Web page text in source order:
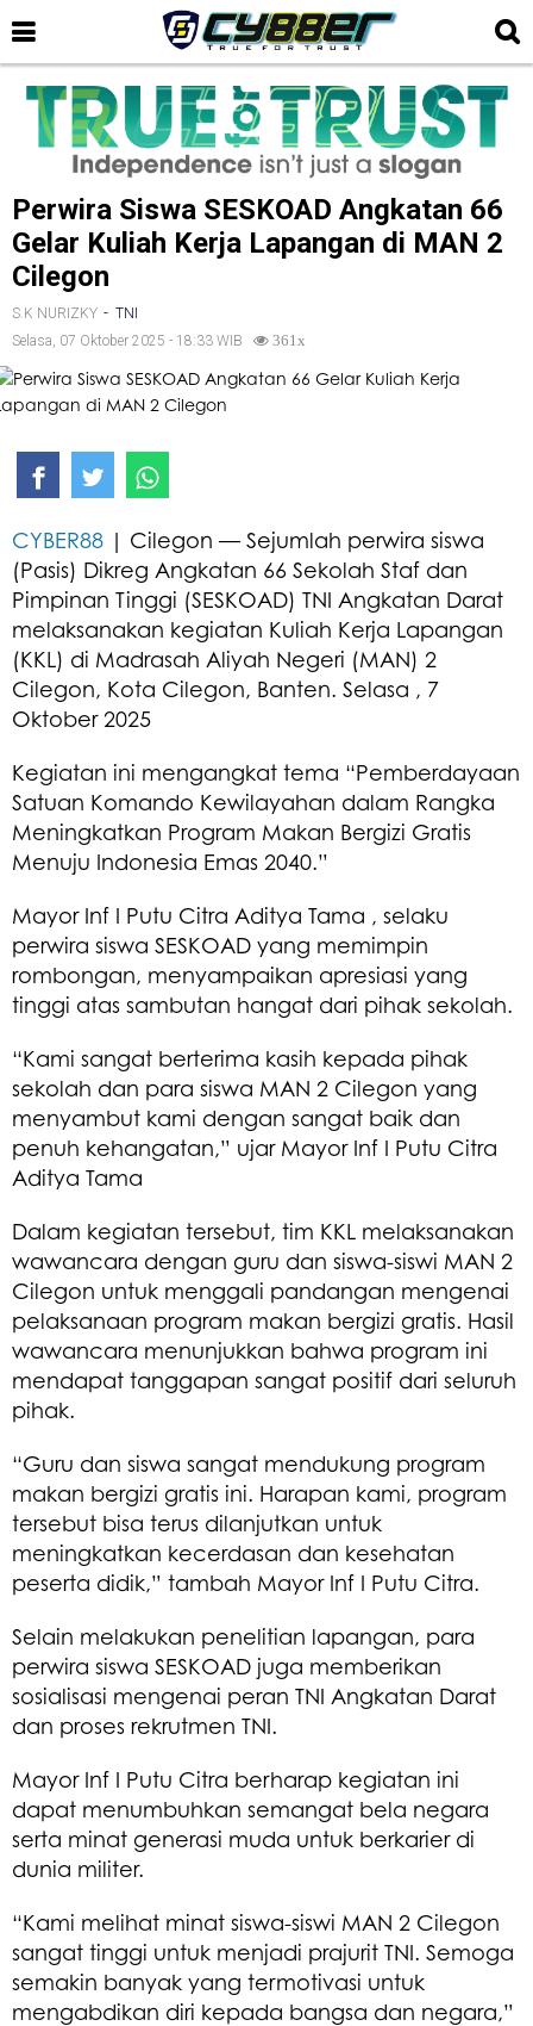
Perwira Siswa SESKOAD Angkatan 66
Gelar Kuliah Kerja Lapangan di MAN 2
Cilegon
S.K NURIZKY - TNI
Selasa, 07 Oktober 2025 - 18:33 WIB
361x
CYBER88 | Cilegon — Sejumlah perwira siswa
(Pasis) Dikreg Angkatan 66 Sekolah Staf dan
Pimpinan Tinggi (SESKOAD) TNI Angkatan Darat
melaksanakan kegiatan Kuliah Kerja Lapangan
(KKL) di Madrasah Aliyah Negeri (MAN) 2
Cilegon, Kota Cilegon, Banten. Selasa , 7
Oktober 2025
Kegiatan ini mengangkat tema “Pemberdayaan
Satuan Komando Kewilayahan dalam Rangka
Meningkatkan Program Makan Bergizi Gratis
Menuju Indonesia Emas 2040.”
Mayor Inf I Putu Citra Aditya Tama , selaku
perwira siswa SESKOAD yang memimpin
rombongan, menyampaikan apresiasi yang
tinggi atas sambutan hangat dari pihak sekolah.
“Kami sangat berterima kasih kepada pihak
sekolah dan para siswa MAN 2 Cilegon yang
menyambut kami dengan sangat baik dan
penuh kehangatan,” ujar Mayor Inf I Putu Citra
Aditya Tama
Dalam kegiatan tersebut, tim KKL melaksanakan
wawancara dengan guru dan siswa-siswi MAN 2
Cilegon untuk menggali pandangan mengenai
pelaksanaan program makan bergizi gratis. Hasil
wawancara menunjukkan bahwa program ini
mendapat tanggapan sangat positif dari seluruh
pihak.
“Guru dan siswa sangat mendukung program
makan bergizi gratis ini. Harapan kami, program
tersebut bisa terus dilanjutkan untuk
meningkatkan kecerdasan dan kesehatan
peserta didik,” tambah Mayor Inf I Putu Citra.
Selain melakukan penelitian lapangan, para
perwira siswa SESKOAD juga memberikan
sosialisasi mengenai peran TNI Angkatan Darat
dan proses rekrutmen TNI.
Mayor Inf I Putu Citra berharap kegiatan ini
dapat menumbuhkan semangat bela negara
serta minat generasi muda untuk berkarier di
dunia militer.
“Kami melihat minat siswa-siswi MAN 2 Cilegon
sangat tinggi untuk menjadi prajurit TNI. Semoga
semakin banyak yang termotivasi untuk
mengabdikan diri kepada bangsa dan negara,”